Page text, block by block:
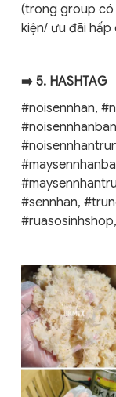
(trong group có
kiện/ ưu đãi hấp
➡️ 5. HASHTAG
#noisennhan,
#sennhan,